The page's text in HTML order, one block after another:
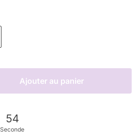
Ajouter au panier
54
Seconde